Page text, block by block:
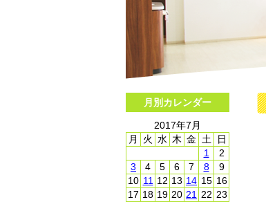
月別カレンダー
2017年7月
月
火 水 木 金 土
日
1
2
3
4 5 6 7 8
9
10 11 12 13 14 15 16
17 18 19 20 21 22 23